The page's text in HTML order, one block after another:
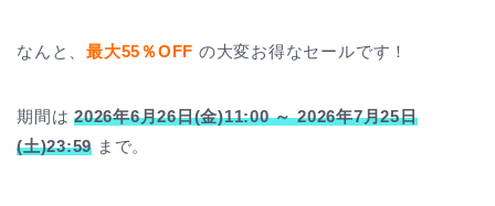
なんと、最大55％OFF の大変お得なセールです！
期間は2026年6月26日(金)11:00 ～ 2026年7月25日
(土)23:59 まで。